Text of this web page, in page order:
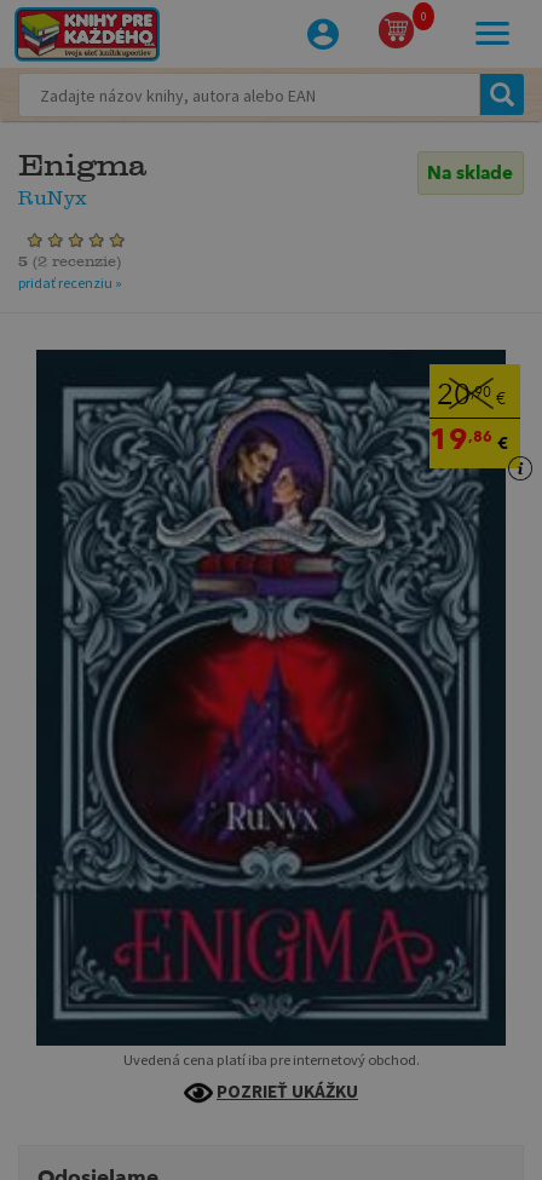
0
Enigma
RuNyx
Na sklade
5 (2 recenzie)
pridať recenziu »
20,90 €
19,86 €
Uvedená cena platí iba pre internetový obchod.
POZRIEŤ UKÁŽKU